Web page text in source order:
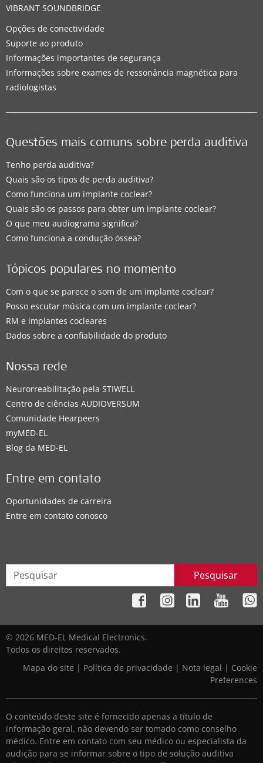
VIBRANT SOUNDBRIDGE
Opções de conectividade
Suporte ao produto
Informações importantes de segurança
Informações sobre exames de ressonância magnética para
radiologistas
Questões mais comuns sobre perda auditiva
Tenho perda auditiva?
Quais são os tipos de perda auditiva?
Como funciona um implante coclear?
Quais são os passos para obter um implante coclear?
O que meu audiograma significa?
Como funciona a condução óssea?
Tópicos populares no momento
Com o que se parece o som de um implante coclear?
Posso escutar música com um implante coclear?
RM e implantes cocleares
Dados sobre a confiabilidade do produto
Nossa rede
Neurorreabilitação pela STIWELL
Centro de ciências AUDIOVERSUM
Comunidade Hearpeers
myMED‑EL
Blog da MED-EL
Entre em contato
Oportunidades de carreira
Entre em contato conosco
Pesquisar
© 2026 MED-EL Medical Electronics.
Todos os direitos reservados.
Mapa do site | Política de privacidade | Nota legal | Cookie
Preferences
O conteúdo deste site é fornecido apenas a título de
informação geral, não devendo ser tomado como conselho
médico. Entre em contato com seu médico ou especialista da
audição para se informar sobre o tipo de solução auditiva